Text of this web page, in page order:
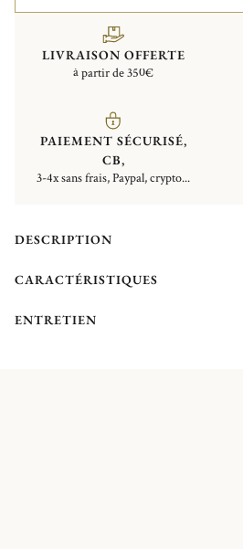
LIVRAISON OFFERTE
à partir de 350€
PAIEMENT SÉCURISÉ,
CB,
3-4x sans frais, Paypal, crypto...
DESCRIPTION
CARACTÉRISTIQUES
ENTRETIEN